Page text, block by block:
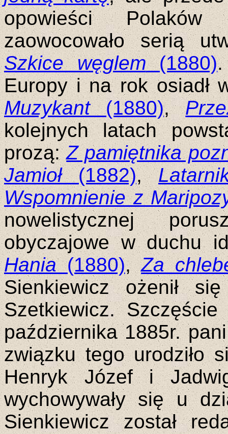
opowieści
zaowocowało serią
Szkice węglem(1880).
Europy i na rok osiadł
Muzykant(1880),
kolejnych latach
prozą:Z pamiętnika
Jamioł(1882),
Wspomnienie z
nowelistycznej
obyczajowe w duchu
Hania(1880),Za
Sienkiewicz ożenił
Szetkiewicz.
października 1885r.
związku tego urodziło
Henryk Józef i
wychowywały się u
Sienkiewicz został